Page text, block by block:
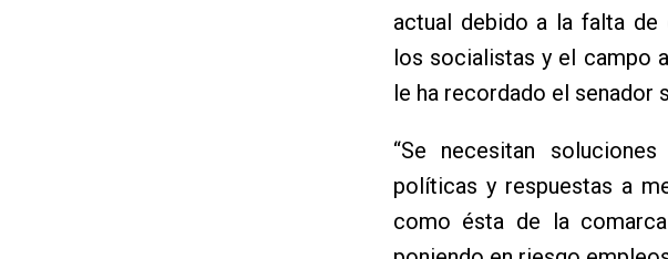
actual debido a la falta de
los socialistas y el campo
le ha recordado el senador
“Se necesitan
políticas y respuestas a
como ésta de la